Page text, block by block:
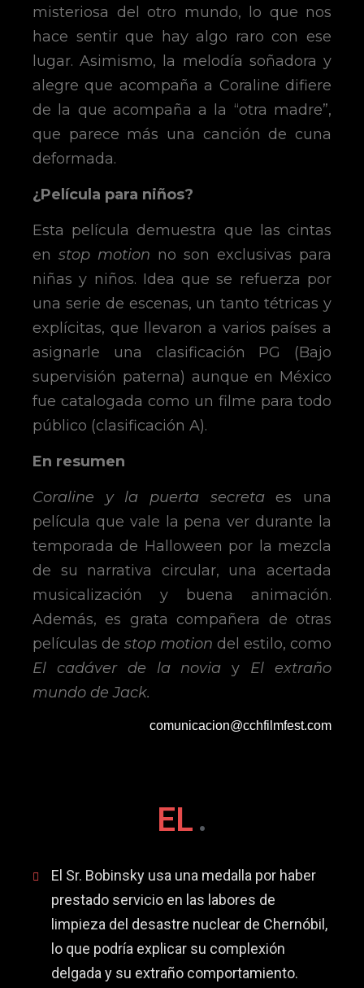
misteriosa del otro mundo, lo que nos
hace sentir que hay algo raro con ese
lugar. Asimismo, la melodía soñadora y
alegre que acompaña a Coraline difiere
de la que acompaña a la “otra madre”,
que parece más una canción de cuna
deformada.
¿Película para niños?
Esta película demuestra que las cintas
en stop motion no son exclusivas para
niñas y niños. Idea que se refuerza por
una serie de escenas, un tanto tétricas y
explícitas, que llevaron a varios países a
asignarle una clasificación PG (Bajo
supervisión paterna) aunque en México
fue catalogada como un filme para todo
público (clasificación A).
En resumen
Coraline y la puerta secreta es una
película que vale la pena ver durante la
temporada de Halloween por la mezcla
de su narrativa circular, una acertada
musicalización y buena animación.
Además, es grata compañera de otras
películas de stop motion del estilo, como
El cadáver de la noviay El extraño
mundo de Jack.
comunicacion@cchfilmfest.com
EL.
El Sr. Bobinsky usa una medalla por haber
prestado servicio en las labores de
limpieza del desastre nuclear de Chernóbil,
lo que podría explicar su complexión
delgada y su extraño comportamiento.